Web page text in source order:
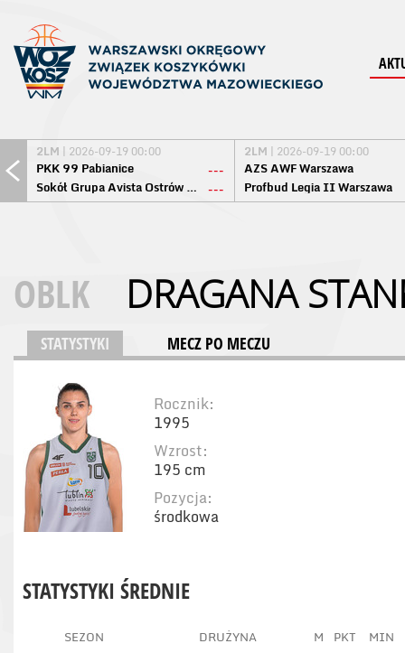
2LM | 2026-09-19 00:00
PKK 99 Pabianice
---
Sokół Grupa Avista Ostrów Maz. ---
2LM | 2026-09-19 00:00
AZS AWF Warszawa
Profbud Legia II Warszawa
OBLK DRAGANA
STATYSTYKI MECZ PO MECZU
Rocznik:
1995
Wzrost:
195 cm
Pozycja:
środkowa
STATYSTYKI ŚREDNIE
SEZON DRUŻYNA M PKT MIN